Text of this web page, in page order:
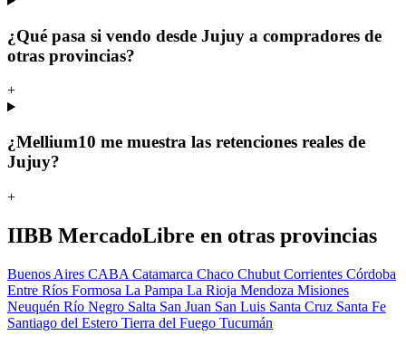
¿Qué pasa si vendo desde Jujuy a compradores de
otras provincias?
+
¿Mellium10 me muestra las retenciones reales de
Jujuy?
+
IIBB MercadoLibre en otras provincias
Buenos Aires CABA Catamarca Chaco Chubut Corrientes Córdoba
Entre Ríos Formosa La Pampa La Rioja Mendoza Misiones
Neuquén Río Negro Salta San Juan San Luis Santa Cruz Santa Fe
Santiago del Estero Tierra del Fuego Tucumán